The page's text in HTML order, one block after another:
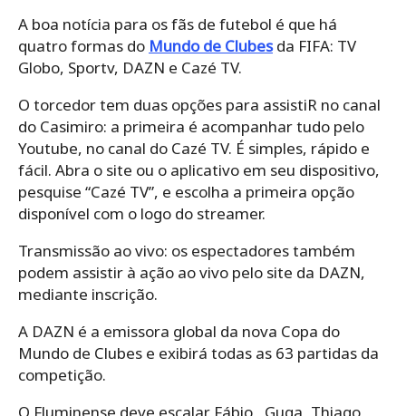
A boa notícia para os fãs de futebol é que há
quatro formas do Mundo de Clubesda FIFA: TV
Globo, Sportv, DAZN e Cazé TV.
O torcedor tem duas opções para assistiR no canal
do Casimiro: a primeira é acompanhar tudo pelo
Youtube, no canal do Cazé TV. É simples, rápido e
fácil. Abra o site ou o aplicativo em seu dispositivo,
pesquise “Cazé TV”, e escolha a primeira opção
disponível com o logo do streamer.
Transmissão ao vivo: os espectadores também
podem assistir à ação ao vivo pelo site da DAZN,
mediante inscrição.
A DAZN é a emissora global da nova Copa do
Mundo de Clubes e exibirá todas as 63 partidas da
competição.